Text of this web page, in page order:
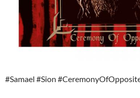
#Samael #Sion